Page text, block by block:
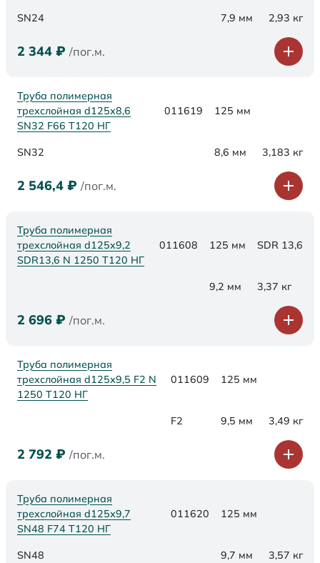
SN24 7,9 мм 2,93 кг
2 344 ₽ /пог.м.
Труба полимерная
трехслойная d125х8,6
SN32 F66 Т120 НГ
011619 125 мм
SN32 8,6 мм 3,183 кг
2 546,4 ₽ /пог.м.
Труба полимерная
трехслойная d125x9,2
SDR13,6 N 1250 Т120 НГ
011608 125 мм SDR 13,6
9,2 мм 3,37 кг
2 696 ₽ /пог.м.
Труба полимерная
трехслойная d125x9,5 F2 N
1250 Т120 НГ
011609 125 мм
F2 9,5 мм 3,49 кг
2 792 ₽ /пог.м.
Труба полимерная
трехслойная d125х9,7
SN48 F74 Т120 НГ
011620 125 мм
SN48 9,7 мм 3,57 кг